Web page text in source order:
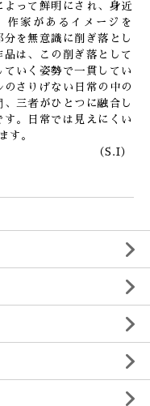
よって鮮明にされ、身近
作家があるイメージを
分を無意識に削ぎ落とし
は、この削ぎ落として
いく姿勢で一貫してい
のさりげない日常の中の
、三者がひとつに融合し
。日常では見えにくい
す。
（S.I）